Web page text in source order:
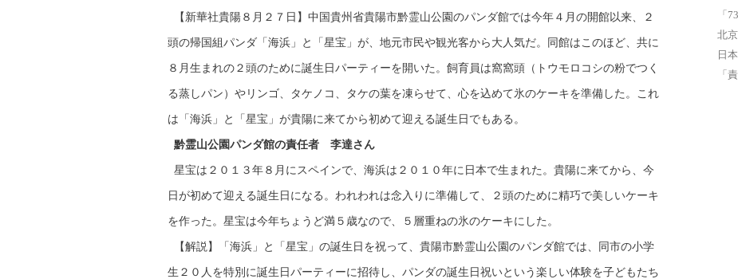
【新華社貴陽８月２７日】中国貴州省貴陽市黔霊山公園のパンダ館では今年４月の開館以来、２
頭の帰国組パンダ「海浜」と「星宝」が、地元市民や観光客から大人気だ。同館はこのほど、共に
８月生まれの２頭のために誕生日パーティーを開いた。飼育員は窩窩頭（トウモロコシの粉でつく
る蒸しパン）やリンゴ、タケノコ、タケの葉を凍らせて、心を込めて氷のケーキを準備した。これ
は「海浜」と「星宝」が貴陽に来てから初めて迎える誕生日でもある。
黔霊山公園パンダ館の責任者 李達さん
星宝は２０１３年８月にスペインで、海浜は２０１０年に日本で生まれた。貴陽に来てから、今
日が初めて迎える誕生日になる。われわれは念入りに準備して、２頭のために精巧で美しいケーキ
を作った。星宝は今年ちょうど満５歳なので、５層重ねの氷のケーキにした。
【解説】「海浜」と「星宝」の誕生日を祝って、貴陽市黔霊山公園のパンダ館では、同市の小学
生２０人を特別に誕生日パーティーに招待し、パンダの誕生日祝いという楽しい体験を子どもたち